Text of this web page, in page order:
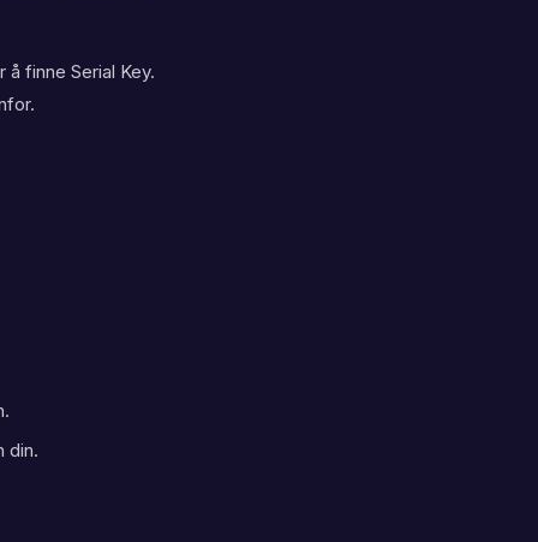
å finne Serial Key.
din.